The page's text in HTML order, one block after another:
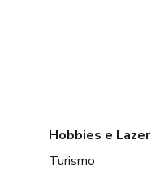
Hobbies e Lazer
Turismo